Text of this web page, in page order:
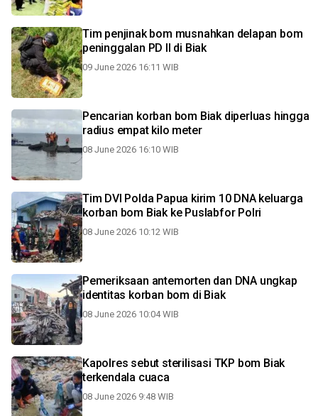
Tim penjinak bom musnahkan delapan bom
peninggalan PD II di Biak
09 June 2026 16:11 WIB
Pencarian korban bom Biak diperluas hingga
radius empat kilo meter
08 June 2026 16:10 WIB
Tim DVI Polda Papua kirim 10 DNA keluarga
korban bom Biak ke Puslabfor Polri
08 June 2026 10:12 WIB
Pemeriksaan antemorten dan DNA ungkap
identitas korban bom di Biak
08 June 2026 10:04 WIB
Kapolres sebut sterilisasi TKP bom Biak
terkendala cuaca
08 June 2026 9:48 WIB